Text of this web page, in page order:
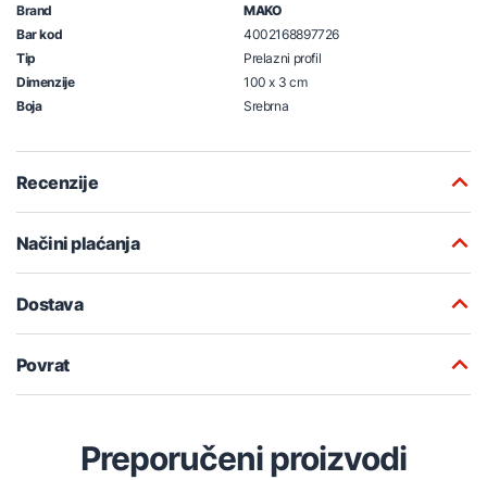
Brand
MAKO
Bar kod
4002168897726
Tip
Prelazni profil
Dimenzije
100 x 3 cm
Boja
Srebrna
Recenzije
Načini plaćanja
Dostava
Povrat
Preporučeni proizvodi